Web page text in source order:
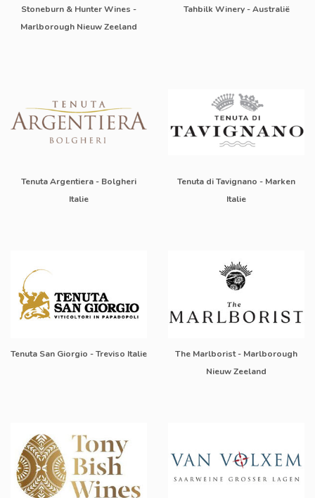
Stoneburn & Hunter Wines -
Marlborough Nieuw Zeeland
Tahbilk Winery - Australië
Tenuta Argentiera - Bolgheri
Italie
Tenuta di Tavignano - Marken
Italie
Tenuta San Giorgio - Treviso Italie
The Marlborist - Marlborough
Nieuw Zeeland